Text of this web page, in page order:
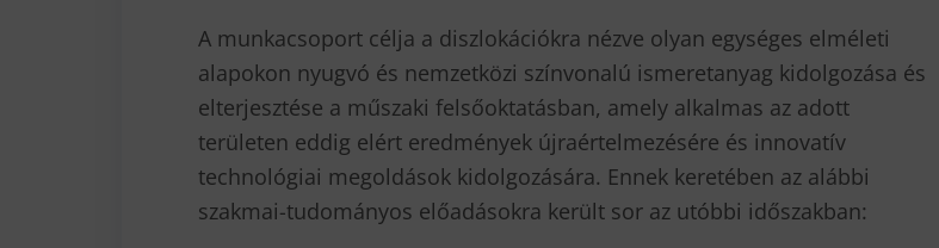
A munkacsoport célja a diszlokációkra nézve olyan egységes elméleti
alapokon nyugvó és nemzetközi színvonalú ismeretanyag kidolgozása és
elterjesztése a műszaki felsőoktatásban, amely alkalmas az adott
területen eddig elért eredmények újraértelmezésére és innovatív
technológiai megoldások kidolgozására. Ennek keretében az alábbi
szakmai-tudományos előadásokra került sor az utóbbi időszakban: